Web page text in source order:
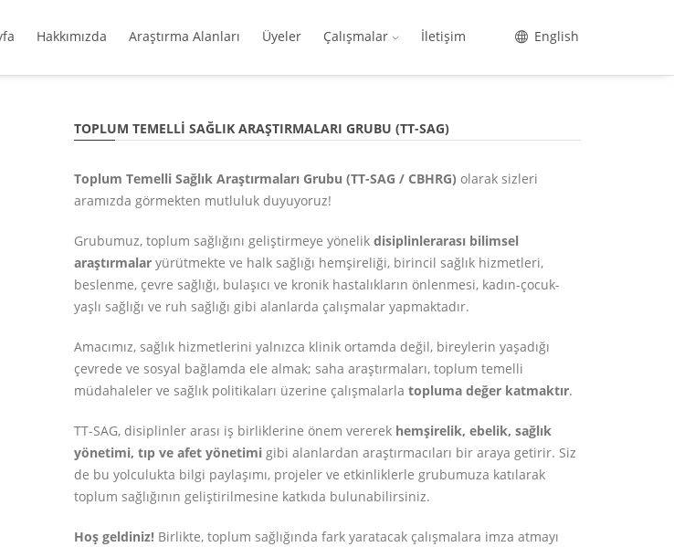
Hakkımızda Araştırma Alanları Üyeler Çalışmalar İletişim English
TOPLUM TEMELLI SAĞLIK ARAŞTIRMALARI GRUBU (TT-SAG)
Toplum Temelli Sağlık Araştırmaları Grubu (TT-SAG / CBHRG) olarak sizleri
aramızda görmekten mutluluk duyuyoruz!
Grubumuz, toplum sağlığını geliştirmeye yönelik disiplinlerarası bilimsel
araştırmalar yürütmekte ve halk sağlığı hemşireliği, birincil sağlık hizmetleri,
beslenme, çevre sağlığı, bulaşıcı ve kronik hastalıkların önlenmesi, kadın-çocuk-
yaşlı sağlığı ve ruh sağlığı gibi alanlarda çalışmalar yapmaktadır.
Amacımız, sağlık hizmetlerini yalnızca klinik ortamda değil, bireylerin yaşadığı
çevrede ve sosyal bağlamda ele almak; saha araştırmaları, toplum temelli
müdahaleler ve sağlık politikaları üzerine çalışmalarla topluma değer katmaktır.
TT-SAG, disiplinler arası iş birliklerine önem vererek hemşirelik, ebelik, sağlık
yönetimi, tıp ve afet yönetimi gibi alanlardan araştırmacıları bir araya getirir. Siz
de bu yolculukta bilgi paylaşımı, projeler ve etkinliklerle grubumuza katılarak
toplum sağlığının geliştirilmesine katkıda bulunabilirsiniz.
Hoş geldiniz! Birlikte, toplum sağlığında fark yaratacak çalışmalara imza atmayı